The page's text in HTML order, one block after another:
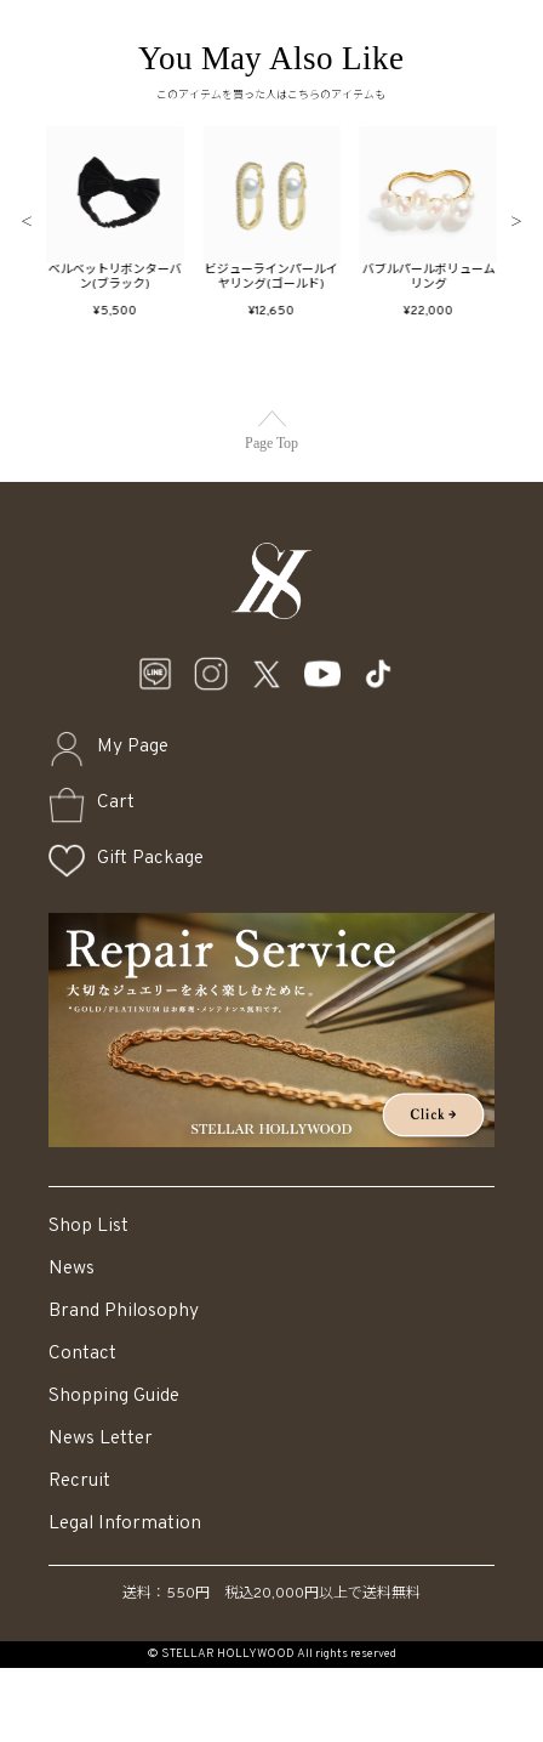
You May Also Like
このアイテムを買った人はこちらのアイテムも
ベルベットリボンターバ
ン(ブラック)
¥5,500
ビジューラインパールイ
ヤリング(ゴールド)
¥12,650
バブルパールボリューム
リング
¥22,000
＜ ＞
Page Top
My Page
Cart
Gift Package
Shop List
News
Brand Philosophy
Contact
Shopping Guide
News Letter
Recruit
Legal Information
送料：550円 税込20,000円以上で送料無料
© STELLAR HOLLYWOOD All rights reserved